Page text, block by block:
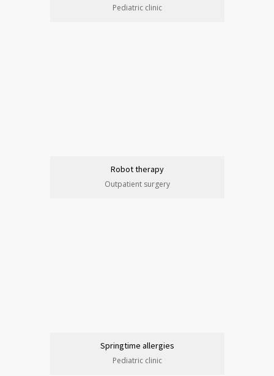
Pediatric clinic
Robot therapy
Outpatient surgery
Springtime allergies
Pediatric clinic